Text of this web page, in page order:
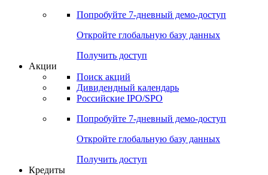
Попробуйте 7-дневный демо-доступ
Откройте глобальную базу данных
Получить доступ
Акции
Поиск акций
Дивидендный календарь
Российские IPO/SPO
Попробуйте 7-дневный демо-доступ
Откройте глобальную базу данных
Получить доступ
Кредиты